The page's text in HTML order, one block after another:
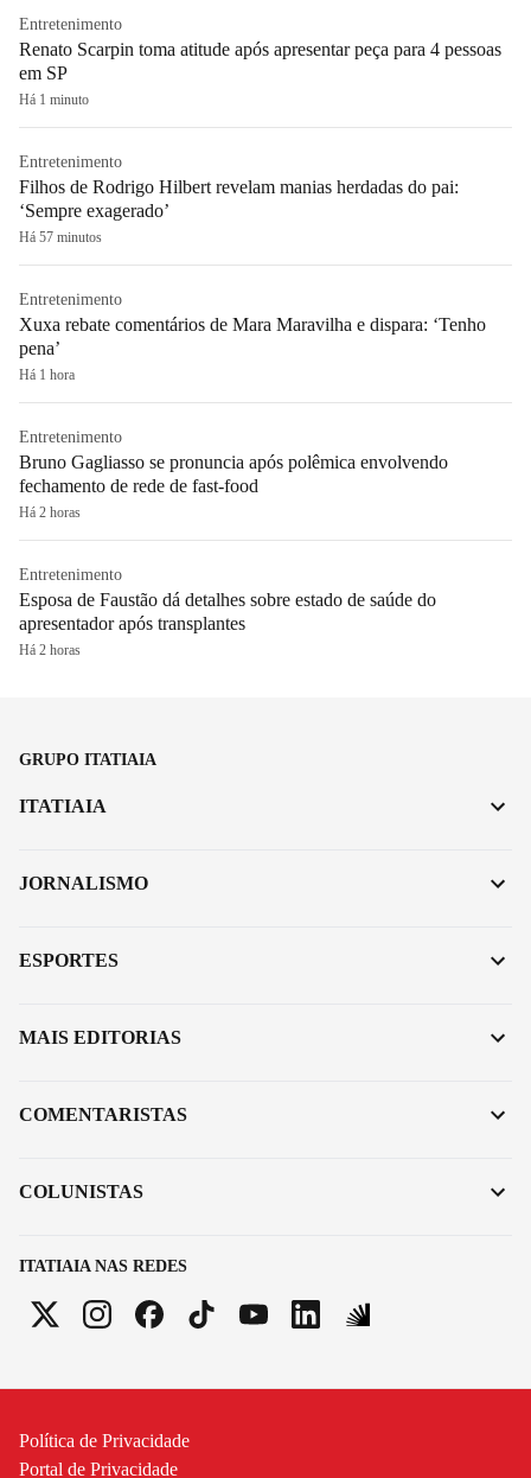
Entretenimento
Renato Scarpin toma atitude após apresentar peça para 4 pessoas
em SP
Há 1 minuto
Entretenimento
Filhos de Rodrigo Hilbert revelam manias herdadas do pai:
‘Sempre exagerado’
Há 57 minutos
Entretenimento
Xuxa rebate comentários de Mara Maravilha e dispara: ‘Tenho
pena’
Há 1 hora
Entretenimento
Bruno Gagliasso se pronuncia após polêmica envolvendo
fechamento de rede de fast-food
Há 2 horas
Entretenimento
Esposa de Faustão dá detalhes sobre estado de saúde do
apresentador após transplantes
Há 2 horas
GRUPO ITATIAIA
ITATIAIA NAS REDES
ITATIAIA
JORNALISMO
ESPORTES
MAIS EDITORIAS
COMENTARISTAS
COLUNISTAS
Política de Privacidade
Portal de Privacidade